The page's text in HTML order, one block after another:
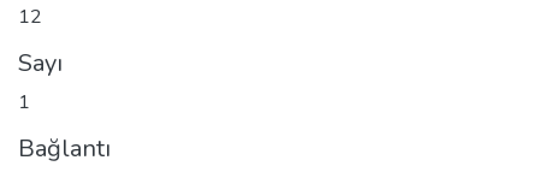
12
Sayı
1
Bağlantı